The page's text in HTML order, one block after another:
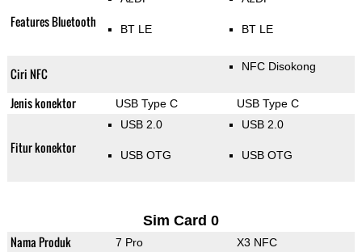
Features Bluetooth BT LE BT LE
Ciri NFC NFC Disokong
Jenis konektor USB Type C USB Type C
Fitur konektor
USB 2.0
USB OTG
USB 2.0
USB OTG
Sim Card 0
Nama Produk 7 Pro X3 NFC